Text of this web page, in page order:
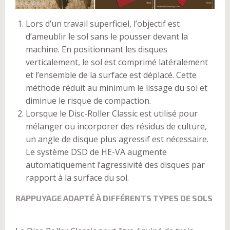
Lors d’un travail superficiel, l’objectif est
d’ameublir le sol sans le pousser devant la
machine. En positionnant les disques
verticalement, le sol est comprimé latéralement
et l’ensemble de la surface est déplacé. Cette
méthode réduit au minimum le lissage du sol et
diminue le risque de compaction.
Lorsque le Disc-Roller Classic est utilisé pour
mélanger ou incorporer des résidus de culture,
un angle de disque plus agressif est nécessaire.
Le système DSD de HE-VA augmente
automatiquement l’agressivité des disques par
rapport à la surface du sol.
RAPPUYAGE ADAPTÉ À DIFFÉRENTS TYPES DE SOLS